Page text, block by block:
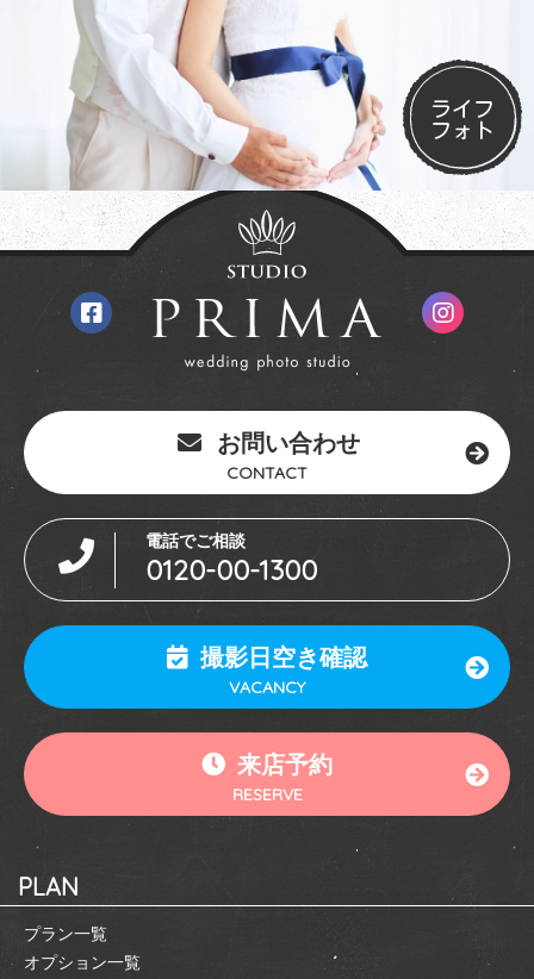
ライフ
フォト
お問い合わせ
CONTACT
電話でご相談
0120-00-1300
撮影日空き確認
VACANCY
来店予約
RESERVE
PLAN
プラン一覧
オプション一覧